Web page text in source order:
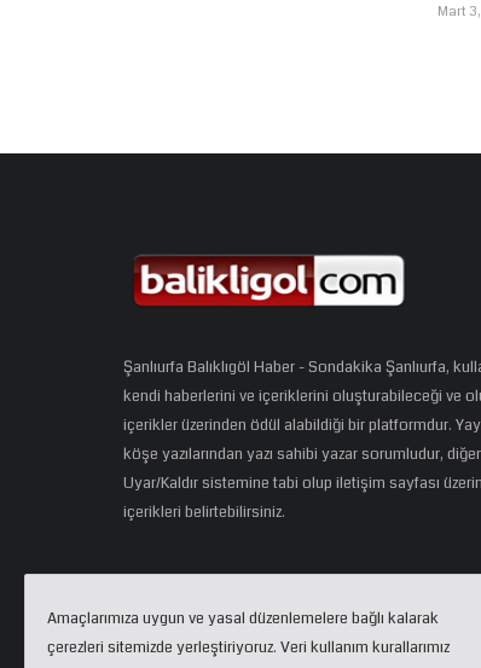
Mart
Şanlıurfa Balıklıgöl Haber - Sondakika Şanlıurfa,
kendi haberlerini ve içeriklerini oluşturabileceği ve
içerikler üzerinden ödül alabildiği bir platformdur.
köşe yazılarından yazı sahibi yazar sorumludur,
Uyar/Kaldır sistemine tabi olup iletişim sayfası
içerikleri belirtebilirsiniz.
Amaçlarımıza uygun ve yasal düzenlemelere bağlı kalarak
çerezleri sitemizde yerleştiriyoruz. Veri kullanım kurallarımız